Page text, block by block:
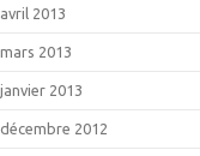
avril 2013
mars 2013
janvier 2013
décembre 2012